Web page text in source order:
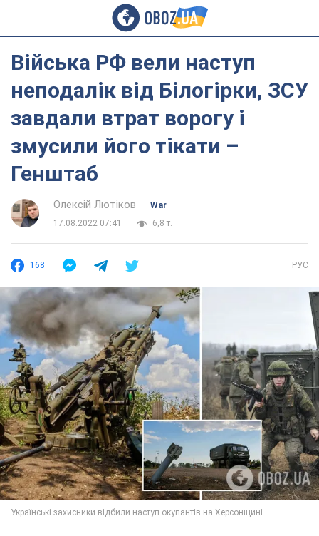
Війська РФ вели наступ
неподалік від Білогірки, ЗСУ
завдали втрат ворогу і
змусили його тікати –
Генштаб
Олексій Лютіков
War
17.08.2022 07:41
6,8 т.
168 РУС